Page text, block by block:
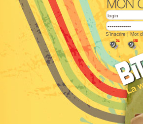
S'inscrire | Mot